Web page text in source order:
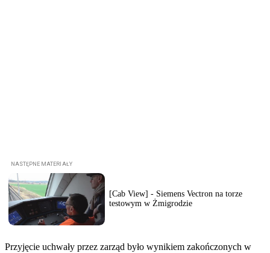
[Cab View] - Siemens Vectron na torze
testowym w Żmigrodzie
Przyjęcie uchwały przez zarząd było wynikiem zakończonych w